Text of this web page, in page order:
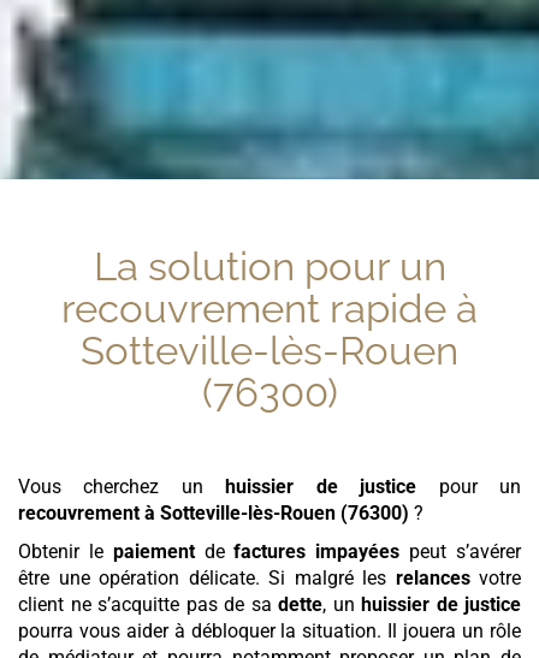
La solution pour un
recouvrement rapide à
Sotteville-lès-Rouen
(76300)
Vous cherchez unhuissier de justice pour un
recouvrement à Sotteville-lès-Rouen (76300) ?
Obtenir le paiementdefactures impayées peut s’avérer
être une opération délicate. Si malgré les relancesvotre
client ne s’acquitte pas de sa dette, un huissier de justice
pourra vous aider à débloquer la situation. Il jouera un rôle